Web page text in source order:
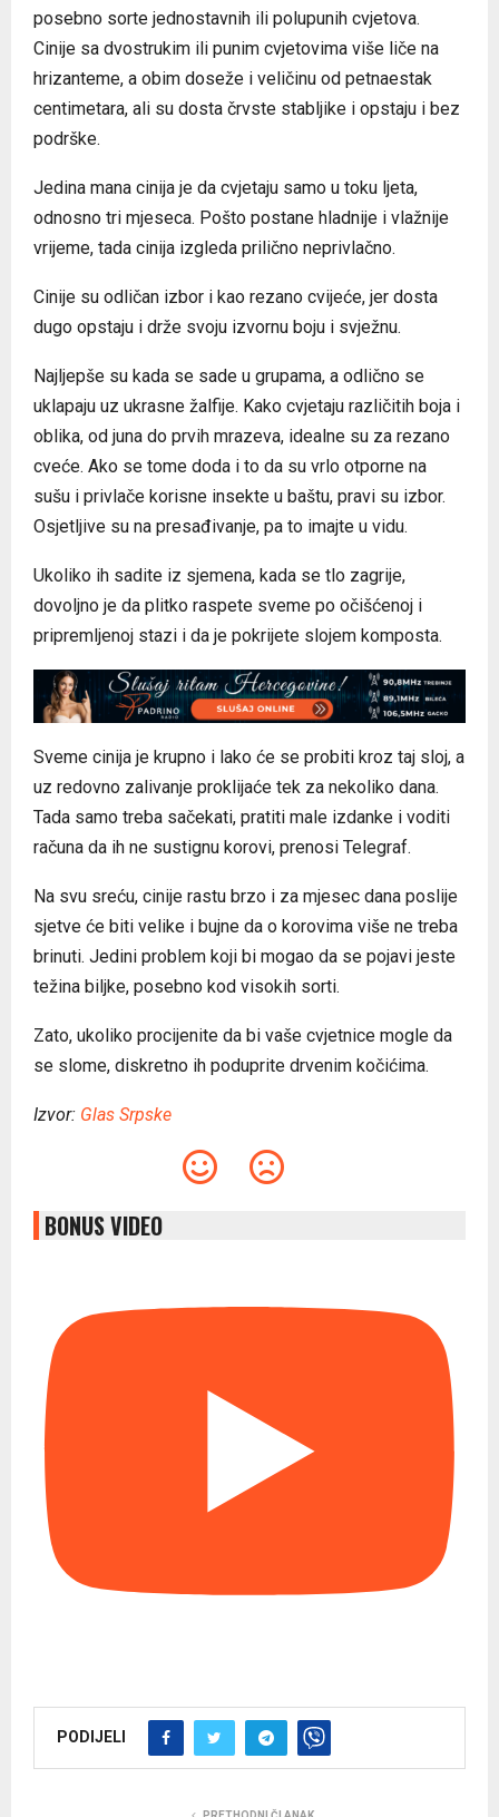
posebno sorte jednostavnih ili polupunih cvjetova.
Cinije sa dvostrukim ili punim cvjetovima više liče na
hrizanteme, a obim doseže i veličinu od petnaestak
centimetara, ali su dosta črvste stabljike i opstaju i bez
podrške.
Jedina mana cinija je da cvjetaju samo u toku ljeta,
odnosno tri mjeseca. Pošto postane hladnije i vlažnije
vrijeme, tada cinija izgleda prilično neprivlačno.
Cinije su odličan izbor i kao rezano cvijeće, jer dosta
dugo opstaju i drže svoju izvornu boju i svježnu.
Najljepše su kada se sade u grupama, a odlično se
uklapaju uz ukrasne žalfije. Kako cvjetaju različitih boja i
oblika, od juna do prvih mrazeva, idealne su za rezano
cveće. Ako se tome doda i to da su vrlo otporne na
sušu i privlače korisne insekte u baštu, pravi su izbor.
Osjetljive su na presađivanje, pa to imajte u vidu.
Ukoliko ih sadite iz sjemena, kada se tlo zagrije,
dovoljno je da plitko raspete sveme po očišćenoj i
pripremljenoj stazi i da je pokrijete slojem komposta.
Sveme cinija je krupno i lako će se probiti kroz taj sloj, a
uz redovno zalivanje proklijaće tek za nekoliko dana.
Tada samo treba sačekati, pratiti male izdanke i voditi
računa da ih ne sustignu korovi, prenosi Telegraf.
Na svu sreću, cinije rastu brzo i za mjesec dana poslije
sjetve će biti velike i bujne da o korovima više ne treba
brinuti. Jedini problem koji bi mogao da se pojavi jeste
težina biljke, posebno kod visokih sorti.
Zato, ukoliko procijenite da bi vaše cvjetnice mogle da
se slome, diskretno ih poduprite drvenim kočićima.
Izvor: Glas Srpske
BONUS VIDEO
PODIJELI